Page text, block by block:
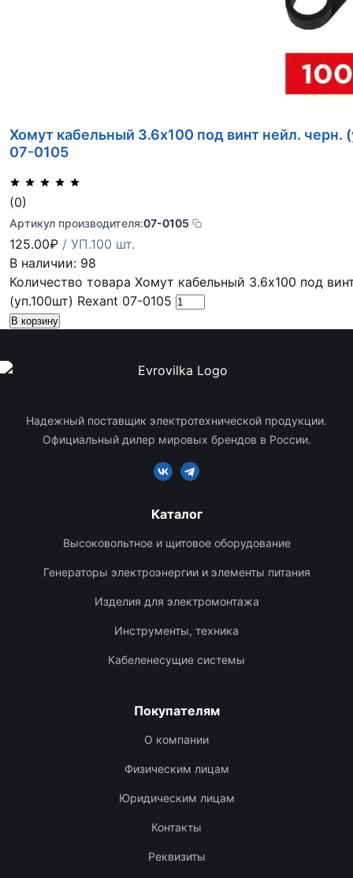
Хомут кабельный 3.6х100 под винт нейл. черн.
07-0105
(0)
Артикул производителя:07-0105
125.00₽ / УП.100 шт.
В наличии: 98
Количество товара Хомут кабельный 3.6х100 под
(уп.100шт) Rexant 07-0105
В корзину
Надежный поставщик электротехнической продукции.
Официальный дилер мировых брендов в России.
Каталог
Высоковольтное и щитовое оборудование
Генераторы электроэнергии и элементы питания
Изделия для электромонтажа
Инструменты, техника
Кабеленесущие системы
Покупателям
О компании
Физическим лицам
Юридическим лицам
Контакты
Реквизиты